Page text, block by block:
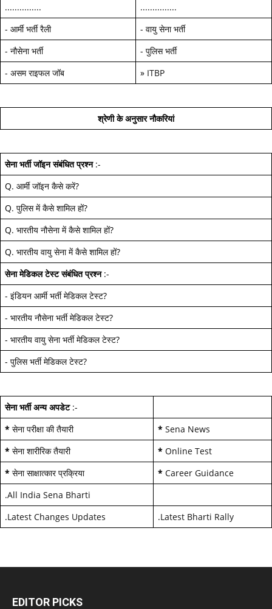
...............
...............
- आर्मी भर्ती रैली - वायु सेना भर्ती
- नौसेना भर्ती - पुलिस भर्ती
- असम राइफल जॉब » ITBP
श्रेणी के अनुसार नौकरियां
सेना भर्ती जॉइन संबंधित प्रश्न:-
Q. आर्मी जॉइन कैसे करें?
Q. पुलिस में कैसे शामिल हों?
Q. भारतीय नौसेना में कैसे शामिल हों?
Q. भारतीय वायु सेना में कैसे शामिल हों?
सेना मेडिकल टेस्ट संबंधित प्रश्न:-
- इंडियन आर्मी भर्ती मेडिकल टेस्ट?
- भारतीय नौसेना भर्ती मेडिकल टेस्ट?
- भारतीय वायु सेना भर्ती मेडिकल टेस्ट?
- पुलिस भर्ती मेडिकल टेस्ट?
सेना भर्ती अन्य अपडेट:-
* सेना परीक्षा की तैयारी * Sena News
* सेना शारीरिक तैयारी * Online Test
* सेना साक्षात्कार प्रक्रिया * Career Guidance
.All India Sena Bharti
.Latest Changes Updates .Latest Bharti Rally
EDITOR PICKS